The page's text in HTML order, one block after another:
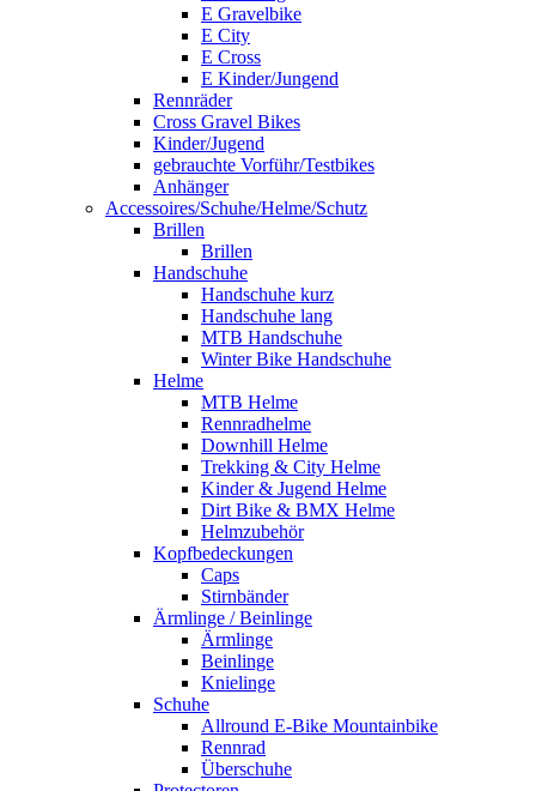
E Gravelbike
E City
E Cross
E Kinder/Jungend
Rennräder
Cross Gravel Bikes
Kinder/Jugend
gebrauchte Vorführ/Testbikes
Anhänger
Accessoires/Schuhe/Helme/Schutz
Brillen
Brillen
Handschuhe
Handschuhe kurz
Handschuhe lang
MTB Handschuhe
Winter Bike Handschuhe
Helme
MTB Helme
Rennradhelme
Downhill Helme
Trekking & City Helme
Kinder & Jugend Helme
Dirt Bike & BMX Helme
Helmzubehör
Kopfbedeckungen
Caps
Stirnbänder
Ärmlinge / Beinlinge
Ärmlinge
Beinlinge
Knielinge
Schuhe
Allround E-Bike Mountainbike
Rennrad
Überschuhe